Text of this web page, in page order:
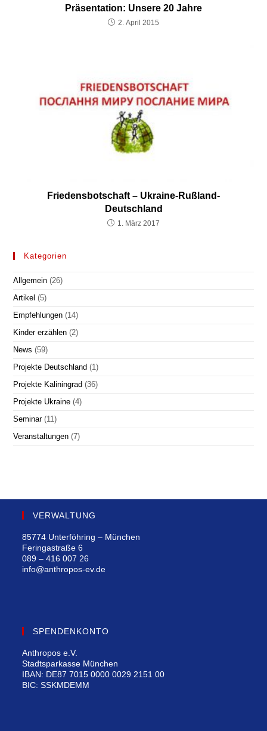
Präsentation: Unsere 20 Jahre
2. April 2015
Friedensbotschaft – Ukraine-Rußland-
Deutschland
1. März 2017
Kategorien
Allgemein (26)
Artikel (5)
Empfehlungen (14)
Kinder erzählen (2)
News (59)
Projekte Deutschland (1)
Projekte Kaliningrad (36)
Projekte Ukraine (4)
Seminar (11)
Veranstaltungen (7)
VERWALTUNG
85774 Unterföhring – München
Feringastraße 6
089 – 416 007 26
info@anthropos-ev.de
SPENDENKONTO
Anthropos e.V.
Stadtsparkasse München
IBAN: DE87 7015 0000 0029 2151 00
BIC: SSKMDEMM